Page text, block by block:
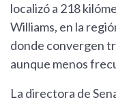
localizó a 218
Williams, en la
donde convergen
aunque menos
La directora de